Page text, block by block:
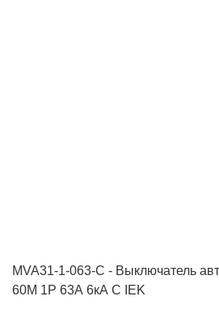
MVA31-1-063-C - Выключатель
60M 1Р 63А 6кА С IEK